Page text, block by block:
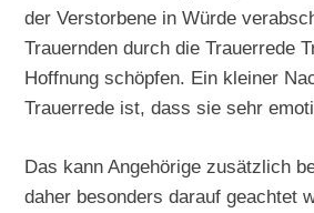
der Verstorbene in Würde
Trauernden durch die Trauerrede
Hoffnung schöpfen. Ein kleiner
Trauerrede ist, dass sie sehr
Das kann Angehörige zusätzlich
daher besonders darauf geachtet